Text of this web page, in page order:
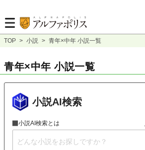
TOP > 小説 > 青年×中年 小説一覧
青年×中年 小説一覧
小説AI検索
小説AI検索とは